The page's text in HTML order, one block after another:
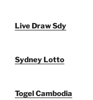
Live Draw Sdy
Sydney Lotto
Togel Cambodia